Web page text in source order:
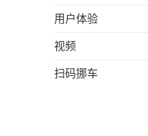
用户体验
视频
扫码挪车